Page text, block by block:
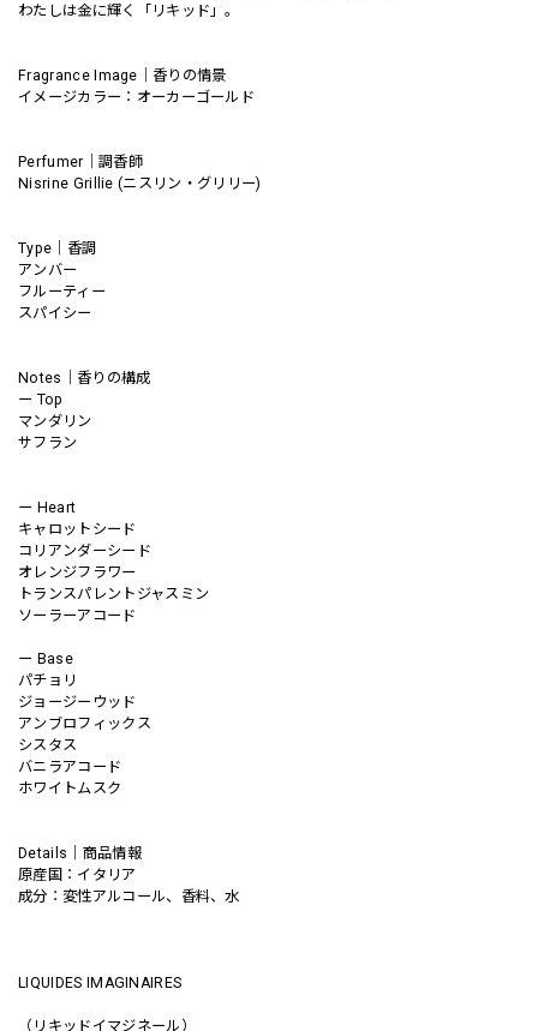
わたしは金に輝く「リキッド」。
Fragrance Image｜香りの情景
イメージカラー：オーカーゴールド
Perfumer｜調香師
Nisrine Grillie (ニスリン・グリリー)
Type｜香調
アンバー
フルーティー
スパイシー
Notes｜香りの構成
ー Top
マンダリン
サフラン
ー Heart
キャロットシード
コリアンダーシード
オレンジフラワー
トランスパレントジャスミン
ソーラーアコード
ー Base
パチョリ
ジョージーウッド
アンブロフィックス
シスタス
バニラアコード
ホワイトムスク
Details｜商品情報
原産国：イタリア
成分：変性アルコール、香料、水
LIQUIDES IMAGINAIRES
（リキッドイマジネール）